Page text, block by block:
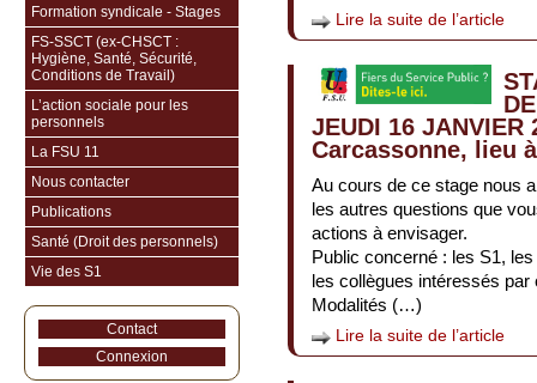
Lire la suite de l’article
JEUDI 16 JANVIER
Carcassonne, lieu
Au cours de ce stage nous
les autres questions que
actions à envisager.
Public concerné : les S1,
les collègues intéressés par
Modalités (…)
Lire la suite de l’article
Formation syndicale - Stages
FS-SSCT (ex-CHSCT :
Hygiène, Santé, Sécurité,
Conditions de Travail)
L’action sociale pour les
personnels
La FSU 11
Nous contacter
Publications
Santé (Droit des personnels)
Vie des S1
Contact
Connexion